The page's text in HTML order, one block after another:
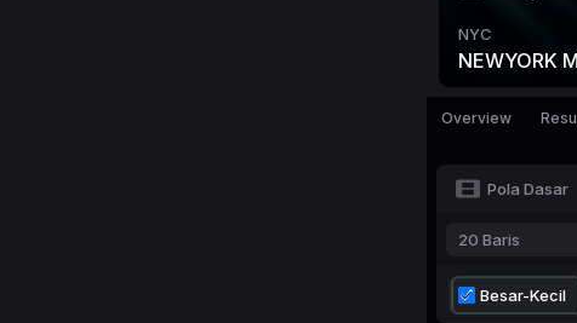
NYC
NEWYORK
Overview
Pola Dasar
20 Baris
Besar-Kecil